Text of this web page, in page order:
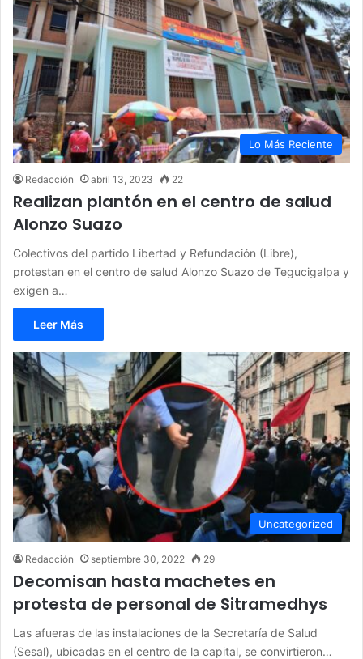
Lo Más Reciente
Redacción abril 13, 2023 22
Realizan plantón en el centro de salud
Alonzo Suazo
Colectivos del partido Libertad y Refundación (Libre),
protestan en el centro de salud Alonzo Suazo de Tegucigalpa y
exigen a…
Leer Más
Uncategorized
Redacción septiembre 30, 2022 29
Decomisan hasta machetes en
protesta de personal de Sitramedhys
Las afueras de las instalaciones de la Secretaría de Salud
(Sesal), ubicadas en el centro de la capital, se convirtieron…